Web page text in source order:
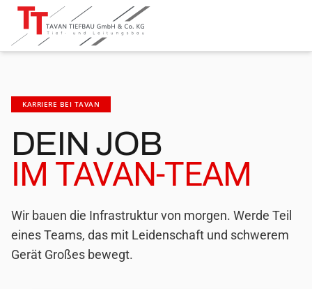
KARRIERE BEI TAVAN
DEIN JOB
IM TAVAN-TEAM
Wir bauen die Infrastruktur von morgen. Werde Teil
eines Teams, das mit Leidenschaft und schwerem
Gerät Großes bewegt.